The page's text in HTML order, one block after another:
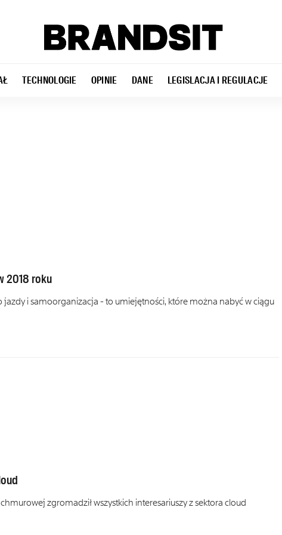
TECHNOLOGIE OPINIE DANE LEGISLACJA I REGULACJE
2018 roku
i samoorganizacja - to umiejętności, które można nabyć w ciągu
zgromadził wszystkich interesariuszy z sektora cloud